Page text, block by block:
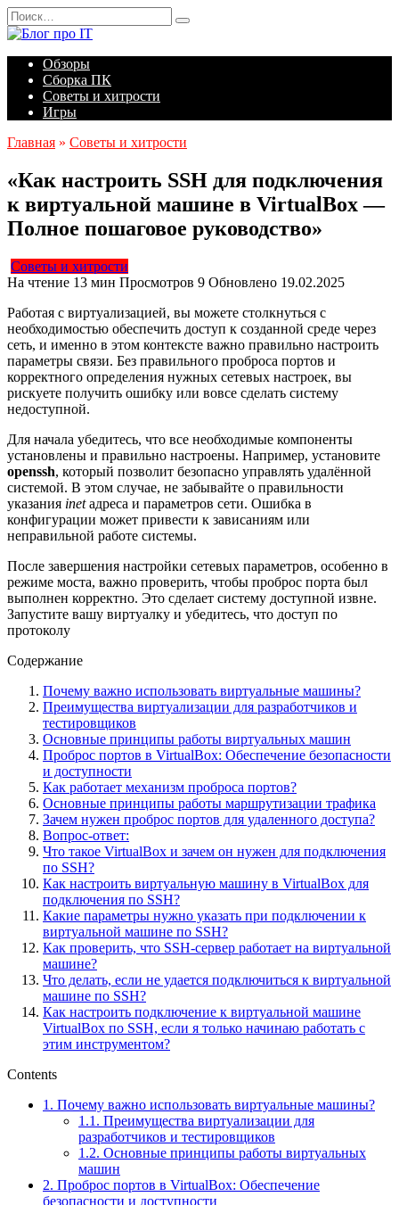
Перейти
к
содержанию
Search
for:
Обзоры
Сборка ПК
Советы и хитрости
Игры
Главная » Советы и хитрости
«Как настроить SSH для подключения
к виртуальной машине в VirtualBox —
Полное пошаговое руководство»
Советы и хитрости
На чтение 13 мин Просмотров 9 Обновлено 19.02.2025
Работая с виртуализацией, вы можете столкнуться с
необходимостью обеспечить доступ к созданной среде через
сеть, и именно в этом контексте важно правильно настроить
параметры связи. Без правильного проброса портов и
корректного определения нужных сетевых настроек, вы
рискуете получить ошибку или вовсе сделать систему
недоступной.
Для начала убедитесь, что все необходимые компоненты
установлены и правильно настроены. Например, установите
openssh, который позволит безопасно управлять удалённой
системой. В этом случае, не забывайте о правильности
указания inetадреса и параметров сети. Ошибка в
конфигурации может привести к зависаниям или
неправильной работе системы.
После завершения настройки сетевых параметров, особенно в
режиме моста, важно проверить, чтобы проброс порта был
выполнен корректно. Это сделает систему доступной извне.
Запустите вашу виртуалку и убедитесь, что доступ по
протоколу
Содержание
Почему важно использовать виртуальные машины?
Преимущества виртуализации для разработчиков и
тестировщиков
Основные принципы работы виртуальных машин
Проброс портов в VirtualBox: Обеспечение безопасности
и доступности
Как работает механизм проброса портов?
Основные принципы работы маршрутизации трафика
Зачем нужен проброс портов для удаленного доступа?
Вопрос-ответ:
Что такое VirtualBox и зачем он нужен для подключения
по SSH?
Как настроить виртуальную машину в VirtualBox для
подключения по SSH?
Какие параметры нужно указать при подключении к
виртуальной машине по SSH?
Как проверить, что SSH-сервер работает на виртуальной
машине?
Что делать, если не удается подключиться к виртуальной
машине по SSH?
Как настроить подключение к виртуальной машине
VirtualBox по SSH, если я только начинаю работать с
этим инструментом?
Contents
1. Почему важно использовать виртуальные машины?
1.1. Преимущества виртуализации для
разработчиков и тестировщиков
1.2. Основные принципы работы виртуальных
машин
2. Проброс портов в VirtualBox: Обеспечение
безопасности и доступности